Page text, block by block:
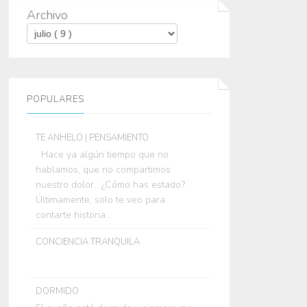
Archivo
POPULARES
TE ANHELO | PENSAMIENTO
Hace ya algún tiempo que no
hablamos, que no compartimos
nuestro dolor. ¿Cómo has estado?
Últimamente, solo te veo para
contarte historia...
CONCIENCIA TRANQUILA
DORMIDO